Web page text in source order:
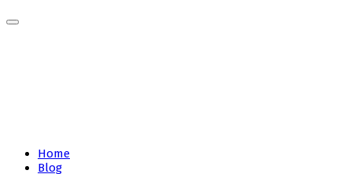
Home
Blog